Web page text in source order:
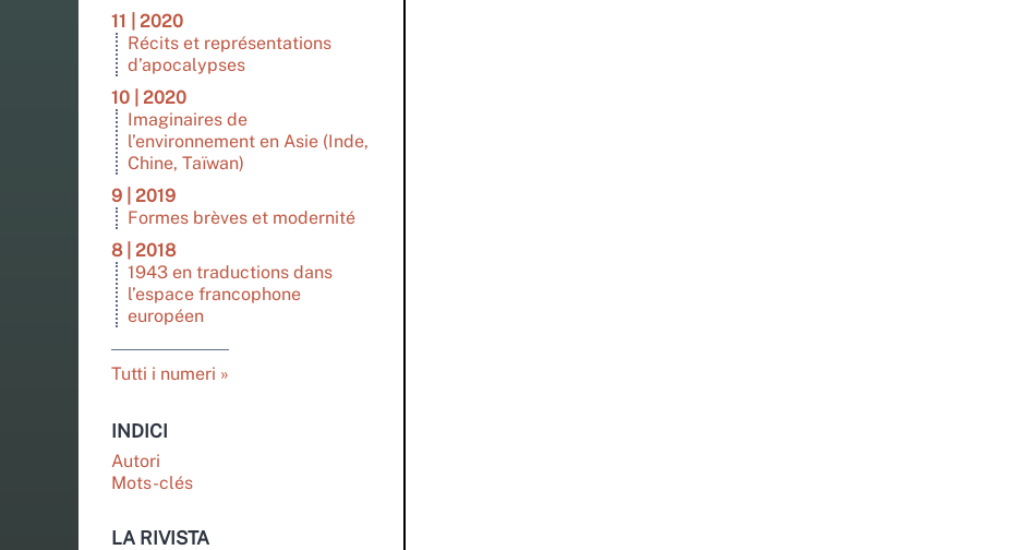
11 | 2020
Récits et représentations
d’apocalypses
10 | 2020
Imaginaires de
l’environnement en Asie (Inde,
Chine, Taïwan)
9 | 2019
Formes brèves et modernité
8 | 2018
1943 en traductions dans
l’espace francophone
européen
Tutti i numeri
INDICI
Autori
Mots-clés
LA RIVISTA